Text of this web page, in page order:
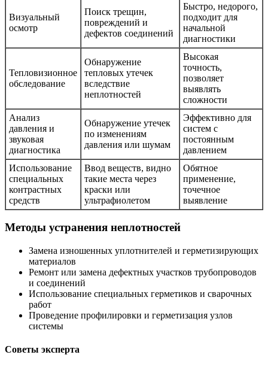
Визуальный
осмотр
Поиск трещин,
повреждений и
дефектов соединений
Быстро, недорого,
подходит для
начальной
диагностики
Тепловизионное
обследование
Обнаружение
тепловых утечек
вследствие
неплотностей
Высокая
точность,
позволяет
выявлять
сложности
Анализ
давления и
звуковая
диагностика
Обнаружение утечек
по изменениям
давления или шумам
Эффективно для
систем с
постоянным
давлением
Использование
специальных
контрастных
средств
Ввод веществ, видно
такие места через
краски или
ультрафиолетом
Обятное
применение,
точечное
выявление
Методы устранения неплотностей
Замена изношенных уплотнителей и герметизирующих
материалов
Ремонт или замена дефектных участков трубопроводов
и соединений
Использование специальных герметиков и сварочных
работ
Проведение профилировки и герметизация узлов
системы
Советы эксперта